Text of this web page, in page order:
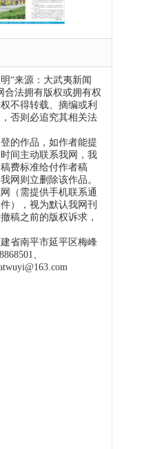
“来源：大武夷新闻
合法拥有版权或拥有权
不得转载、摘编或利
否则必追究其相关法
的作品，如作者能提
间主动联系我网，我
费标准给付作者稿
网则立删除该作品。
（需提供手机联系通
），视为默认我网刊
稿之前的版权诉求，
省南平市延平区梅峰
、